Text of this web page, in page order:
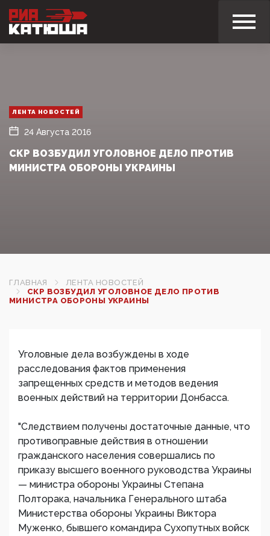
ЛЕНТА НОВОСТЕЙ
24 Августа 2016
СКР ВОЗБУДИЛ УГОЛОВНОЕ ДЕЛО ПРОТИВ
МИНИСТРА ОБОРОНЫ УКРАИНЫ
ГЛАВНАЯ
ЛЕНТА НОВОСТЕЙ
СКР ВОЗБУДИЛ УГОЛОВНОЕ ДЕЛО ПРОТИВ
МИНИСТРА ОБОРОНЫ УКРАИНЫ
Уголовные дела возбуждены в ходе
расследования фактов применения
запрещенных средств и методов ведения
военных действий на территории Донбасса.
"Следствием получены достаточные данные, что
противоправные действия в отношении
гражданского населения совершались по
приказу высшего военного руководства Украины
— министра обороны Украины Степана
Полторака, начальника Генерального штаба
Министерства обороны Украины Виктора
Муженко, бывшего командира Сухопутных войск